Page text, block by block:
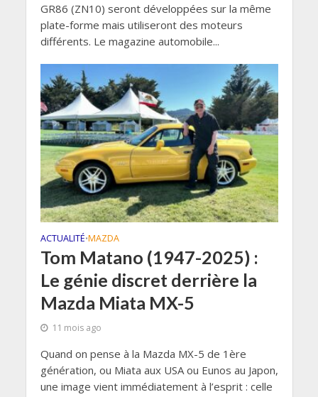
GR86 (ZN10) seront développées sur la même
plate-forme mais utiliseront des moteurs
différents. Le magazine automobile...
ACTUALITÉ•MAZDA
Tom Matano (1947-2025) :
Le génie discret derrière la
Mazda Miata MX-5
11 mois ago
Quand on pense à la Mazda MX-5 de 1ère
génération, ou Miata aux USA ou Eunos au Japon,
une image vient immédiatement à l’esprit : celle